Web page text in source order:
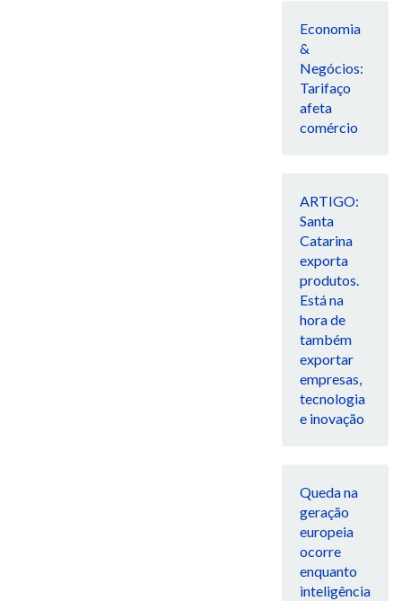
Economia
&
Negócios:
Tarifaço
afeta
comércio
ARTIGO:
Santa
Catarina
exporta
produtos.
Está na
hora de
também
exportar
empresas,
tecnologia
e inovação
Queda na
geração
europeia
ocorre
enquanto
inteligência